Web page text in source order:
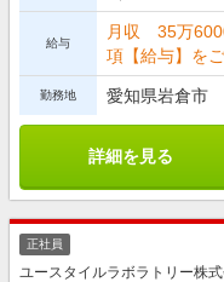
給与
月収 35万
項【給与】を
勤務地 愛知県岩倉市
詳細を見る
正社員
ユースタイルラボラトリー株